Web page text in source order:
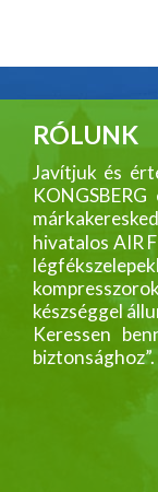
RÓLUNK
Javítjuk és
hivatalos AIR
készséggel
Keressen
biztonsághoz”.